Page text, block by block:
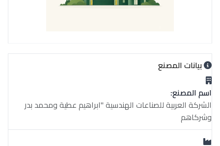
بيانات المصنع
اسم المصنع:
الشركة العربية للصناعات الهندسية "ابراهيم عطية ومحمد بدر
وشركاهم